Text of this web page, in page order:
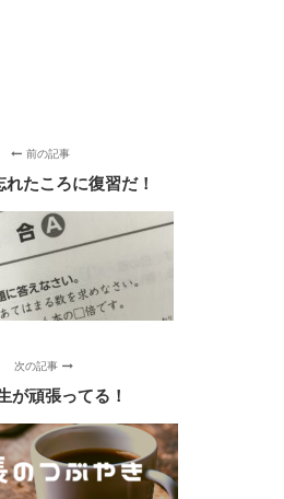
前の記事
たころに復習だ！
次の記事
が頑張ってる！